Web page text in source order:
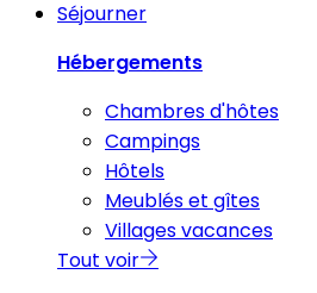
Séjourner
Hébergements
Chambres d'hôtes
Campings
Hôtels
Meublés et gîtes
Villages vacances
Tout voir